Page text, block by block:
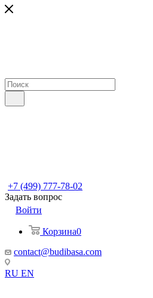
+7 (499) 777-78-02
Задать вопрос
Войти
Корзина0
contact@budibasa.com
RU EN